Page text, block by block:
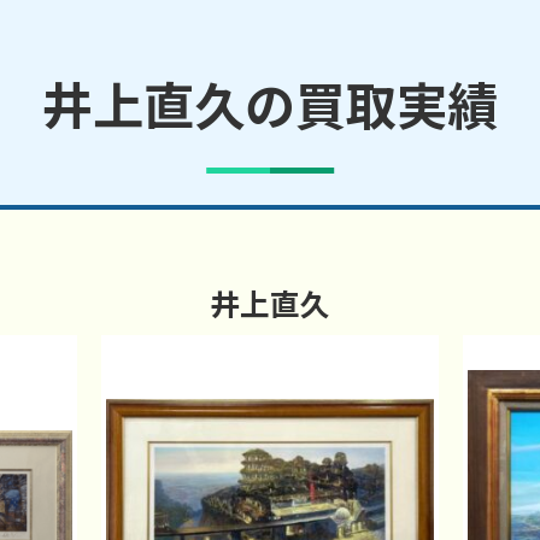
井上直久の買取実績
井上直久